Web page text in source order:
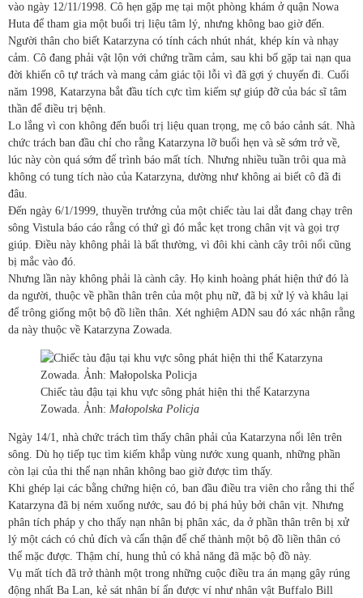
vào ngày 12/11/1998. Cô hẹn gặp mẹ tại một phòng khám ở quận Nowa
Huta để tham gia một buổi trị liệu tâm lý, nhưng không bao giờ đến.
Người thân cho biết Katarzyna có tính cách nhút nhát, khép kín và nhạy
cảm. Cô đang phải vật lộn với chứng trầm cảm, sau khi bố gặp tai nạn qua
đời khiến cô tự trách và mang cảm giác tội lỗi vì đã gợi ý chuyến đi. Cuối
năm 1998, Katarzyna bắt đầu tích cực tìm kiếm sự giúp đỡ của bác sĩ tâm
thần để điều trị bệnh.
Lo lắng vì con không đến buổi trị liệu quan trọng, mẹ cô báo cảnh sát. Nhà
chức trách ban đầu chỉ cho rằng Katarzyna lỡ buổi hẹn và sẽ sớm trở về,
lúc này còn quá sớm để trình báo mất tích. Nhưng nhiều tuần trôi qua mà
không có tung tích nào của Katarzyna, dường như không ai biết cô đã đi
đâu.
Đến ngày 6/1/1999, thuyền trưởng của một chiếc tàu lai dắt đang chạy trên
sông Vistula báo cáo rằng có thứ gì đó mắc kẹt trong chân vịt và gọi trợ
giúp. Điều này không phải là bất thường, vì đôi khi cành cây trôi nổi cũng
bị mắc vào đó.
Nhưng lần này không phải là cành cây. Họ kinh hoàng phát hiện thứ đó là
da người, thuộc về phần thân trên của một phụ nữ, đã bị xử lý và khâu lại
để trông giống một bộ đồ liền thân. Xét nghiệm ADN sau đó xác nhận rằng
da này thuộc về Katarzyna Zowada.
Chiếc tàu đậu tại khu vực sông phát hiện thi thể Katarzyna
Zowada. Ảnh: Małopolska Policja
Ngày 14/1, nhà chức trách tìm thấy chân phải của Katarzyna nổi lên trên
sông. Dù họ tiếp tục tìm kiếm khắp vùng nước xung quanh, những phần
còn lại của thi thể nạn nhân không bao giờ được tìm thấy.
Khi ghép lại các bằng chứng hiện có, ban đầu điều tra viên cho rằng thi thể
Katarzyna đã bị ném xuống nước, sau đó bị phá hủy bởi chân vịt. Nhưng
phân tích pháp y cho thấy nạn nhân bị phân xác, da ở phần thân trên bị xử
lý một cách có chủ đích và cẩn thận để chế thành một bộ đồ liền thân có
thể mặc được. Thậm chí, hung thủ có khả năng đã mặc bộ đồ này.
Vụ mất tích đã trở thành một trong những cuộc điều tra án mạng gây rúng
động nhất Ba Lan, kẻ sát nhân bí ẩn được ví như nhân vật Buffalo Bill